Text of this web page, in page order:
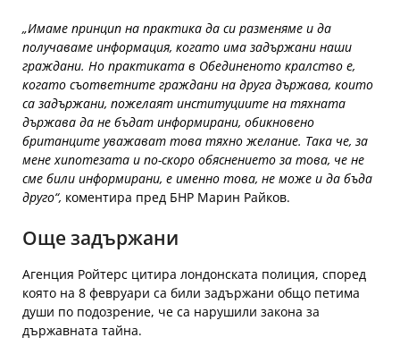
„Имаме принцип на практика да си разменяме и да
получаваме информация, когато има задържани наши
граждани. Но практиката в Обединеното кралство е,
когато съответните граждани на друга държава, които
са задържани, пожелаят институциите на тяхната
държава да не бъдат информирани, обикновено
британците уважават това тяхно желание. Така че, за
мене хипотезата и по-скоро обяснението за това, че не
сме били информирани, е именно това, не може и да бъда
друго“, коментира пред БНР Марин Райков.
Още задържани
Агенция Ройтерс цитира лондонската полиция, според
която на 8 февруари са били задържани общо петима
души по подозрение, че са нарушили закона за
държавната тайна.